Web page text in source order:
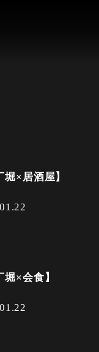
堀×居酒屋】
堀×会食】